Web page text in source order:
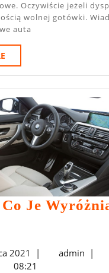
Oczywiście jeżeli
wolnej gotówki.
auta
MORE
Je
2021 19
czerwca
| adminadmin
|
08:21